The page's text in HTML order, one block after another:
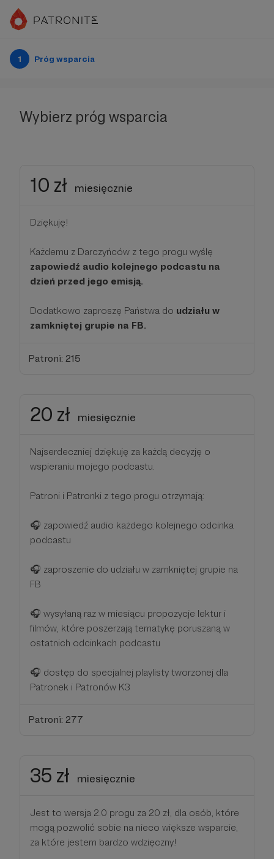
1 Próg wsparcia
Wybierz próg wsparcia
10 zł miesięcznie
Dziękuję!
Każdemu z Darczyńców z tego progu wyślę
zapowiedź audio kolejnego podcastu na
dzień przed jego emisją.
Dodatkowo zaproszę Państwa do udziału w
zamkniętej grupie na FB.
Patroni: 215
20 zł miesięcznie
Najserdeczniej dziękuję za każdą decyzję o
wspieraniu mojego podcastu.
Patroni i Patronki z tego progu otrzymają:
🎧 zapowiedź audio każdego kolejnego odcinka
podcastu
🎧 zaproszenie do udziału w zamkniętej grupie na
FB
🎧 wysyłaną raz w miesiącu propozycje lektur i
filmów, które poszerzają tematykę poruszaną w
ostatnich odcinkach podcastu
🎧 dostęp do specjalnej playlisty tworzonej dla
Patronek i Patronów K3
Patroni: 277
35 zł miesięcznie
Jest to wersja 2.0 progu za 20 zł, dla osób, które
mogą pozwolić sobie na nieco większe wsparcie,
za które jestem bardzo wdzięczny!